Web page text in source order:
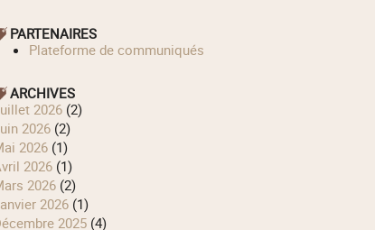
PARTENAIRES
Plateforme de communiqués
ARCHIVES
juillet 2026(2)
juin 2026(2)
mai 2026(1)
avril 2026(1)
mars 2026(2)
janvier 2026(1)
décembre 2025(4)